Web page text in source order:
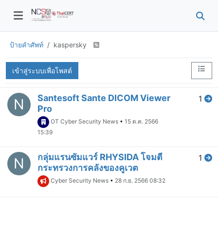
ป้ายคำศัพท์ kaspersky
เข้าสู่ระบบเพื่อโพสต์
N
Santesoft Sante DICOM Viewer
Pro
OT Cyber Security News • 15 ต.ค. 2566
15:39
1
N
กลุ่มแรนซัมแวร์ RHYSIDA โจมตี
กระทรวงการคลังของคูเวต
Cyber Security News • 28 ก.ย. 2566 08:32
1